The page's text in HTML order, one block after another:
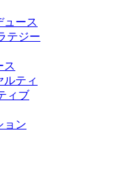
ュース
テジー
ス
ティ
ィブ
ョン